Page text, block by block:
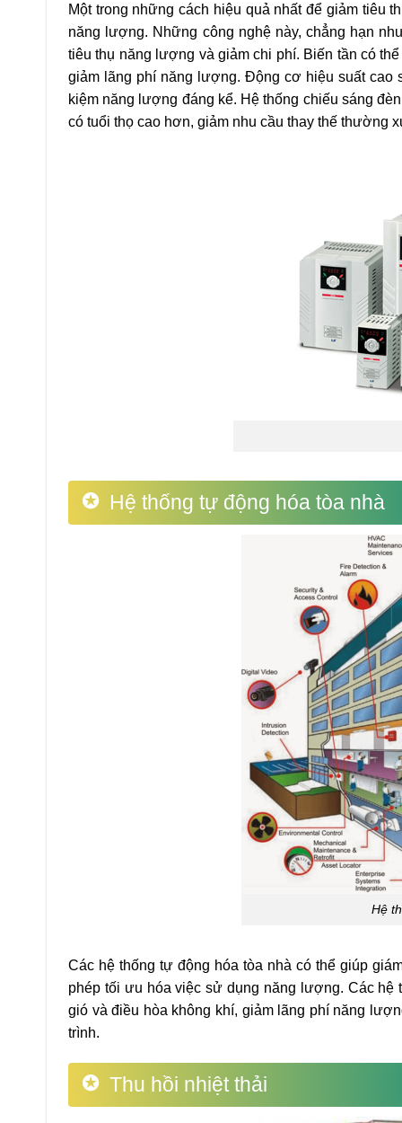
Một trong những cách hiệu quả nhất để giảm tiêu
năng lượng. Những công nghệ này, chẳng hạn
tiêu thụ năng lượng và giảm chi phí. Biến tần có
giảm lãng phí năng lượng. Động cơ hiệu suất cao
kiệm năng lượng đáng kể. Hệ thống chiếu sáng
có tuổi thọ cao hơn, giảm nhu cầu thay thế thường
Hệ thống tự động hóa tòa nhà
Hệ
Các hệ thống tự động hóa tòa nhà có thể giúp
phép tối ưu hóa việc sử dụng năng lượng. Các hệ
gió và điều hòa không khí, giảm lãng phí năng
trình.
Thu hồi nhiệt thải